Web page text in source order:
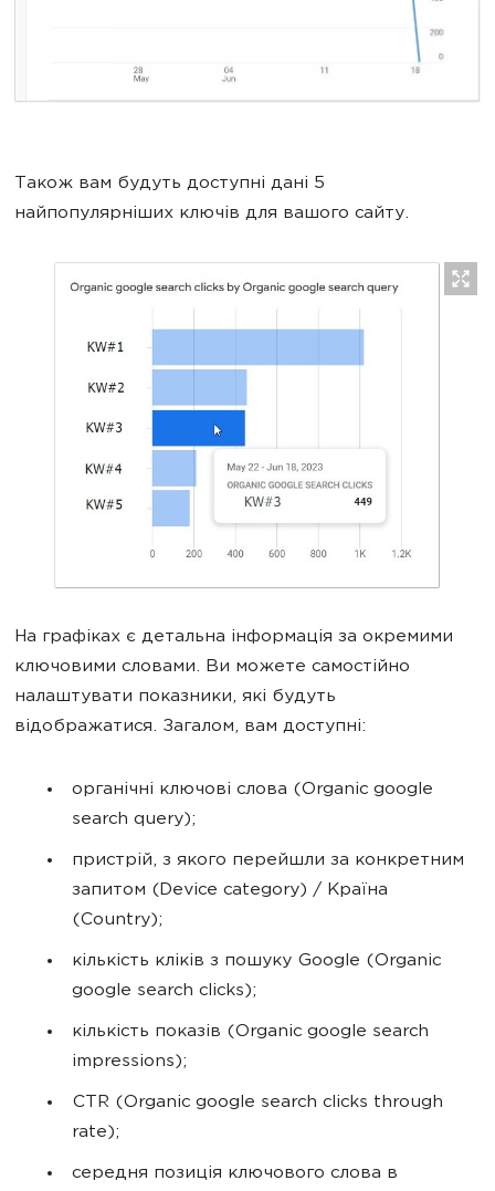
Також вам будуть доступні дані 5
найпопулярніших ключів для вашого сайту.
На графіках є детальна інформація за окремими
ключовими словами. Ви можете самостійно
налаштувати показники, які будуть
відображатися. Загалом, вам доступні:
органічні ключові слова (Organic google
search query);
пристрій, з якого перейшли за конкретним
запитом (Device category) / Країна
(Country);
кількість кліків з пошуку Google (Organic
google search clicks);
кількість показів (Organic google search
impressions);
CTR (Organic google search clicks through
rate);
середня позиція ключового слова в